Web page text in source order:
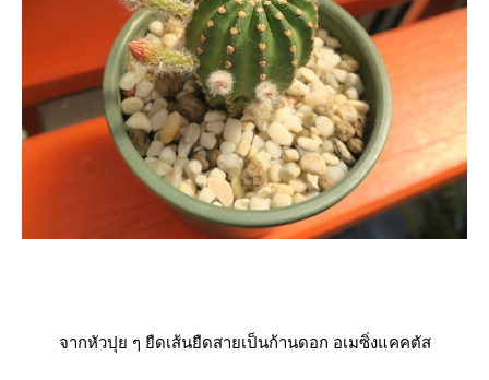
จากหัวปุย ๆ ยืดเส้นยืดสายเป็นก้านดอก อเมซิ่งแคคตัส